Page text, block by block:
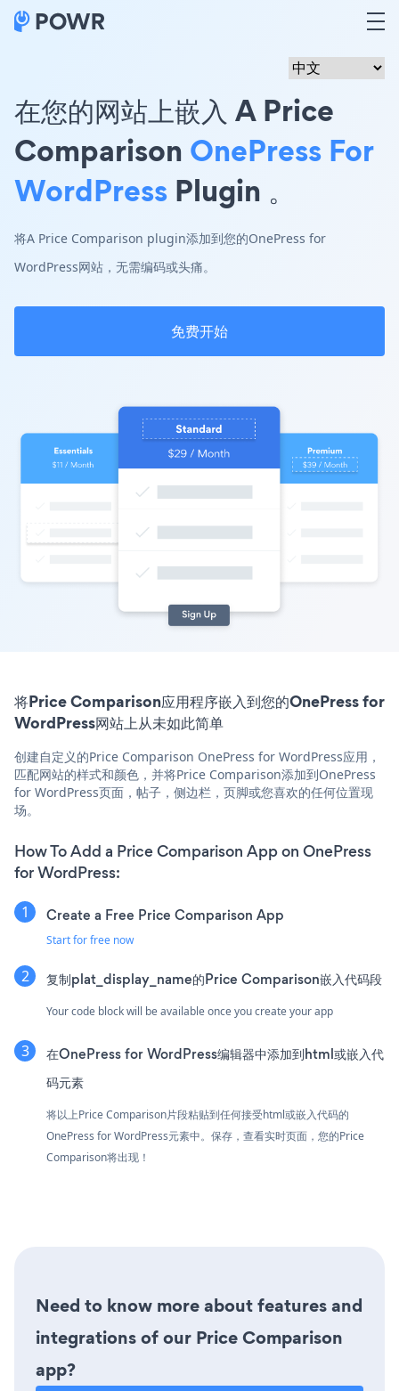
在您的网站上嵌入 A Price
Comparison OnePress For
WordPress Plugin 。
将A Price Comparison plugin添加到您的OnePress for
WordPress网站，无需编码或头痛。
免费开始
将Price Comparison应用程序嵌入到您的OnePress for
WordPress网站上从未如此简单
创建自定义的Price Comparison OnePress for WordPress应用，
匹配网站的样式和颜色，并将Price Comparison添加到OnePress
for WordPress页面，帖子，侧边栏，页脚或您喜欢的任何位置现
场。
How To Add a Price Comparison App on OnePress
for WordPress:
Create a Free Price Comparison App
Start for free now
复制plat_display_name的Price Comparison嵌入代码段
Your code block will be available once you create your app
在OnePress for WordPress编辑器中添加到html或嵌入代
码元素
将以上Price Comparison片段粘贴到任何接受html或嵌入代码的
OnePress for WordPress元素中。保存，查看实时页面，您的Price
Comparison将出现！
Need to know more about features and
integrations of our Price Comparison
app?